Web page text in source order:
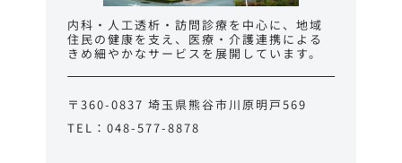
内科・人工透析・訪問診療を中心に、地域
住民の健康を支え、医療・介護連携による
きめ細やかなサービスを展開しています。
〒360-0837 埼玉県熊谷市川原明戸569
TEL：048-577-8878